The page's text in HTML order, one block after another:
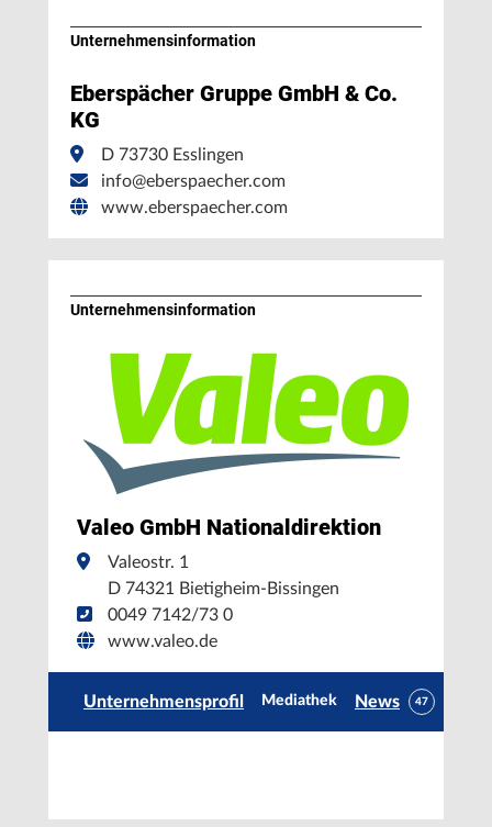
Unternehmens­information
Eberspächer Gruppe GmbH & Co.
KG
D 73730 Esslingen
info@eberspaecher.com
www.eberspaecher.com
Unternehmens­information
Valeo GmbH Nationaldirektion
Valeostr. 1
D 74321 Bietigheim-Bissingen
0049 7142/73 0
www.valeo.de
Unternehmensprofil Mediathek News 47